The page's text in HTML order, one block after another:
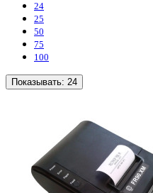
24
25
50
75
100
Показывать: 24